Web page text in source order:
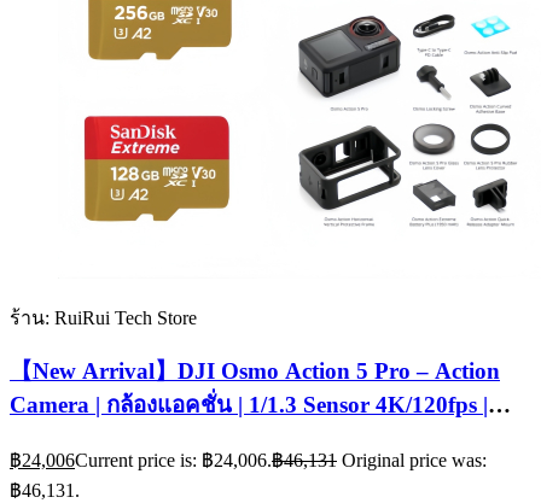
ร้าน: RuiRui Tech Store
【New Arrival】DJI Osmo Action 5 Pro – Action
Camera | กล้องแอคชั่น | 1/1.3 Sensor 4K/120fps |
฿24,006Current price is: ฿24,006.฿46,131 Original price was:
฿46,131.